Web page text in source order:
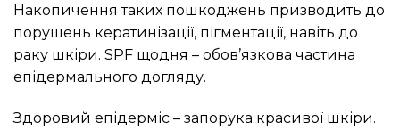
Накопичення таких пошкоджень призводить до
порушень кератинізації, пігментації, навіть до
раку шкіри. SPF щодня – обов’язкова частина
епідермального догляду.
Здоровий епідерміс – запорука красивої шкіри.